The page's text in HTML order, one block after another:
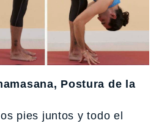
Postura de la
pies juntos y todo el